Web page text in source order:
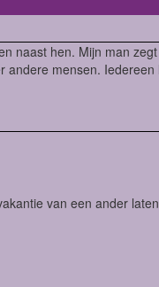
naast hen. Mijn man
andere mensen. Iedereen
van een ander